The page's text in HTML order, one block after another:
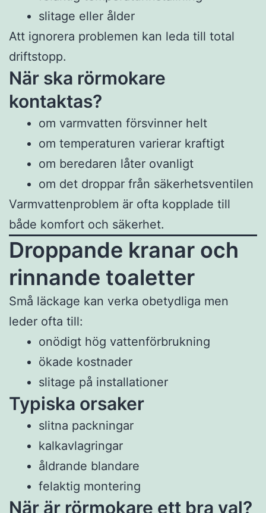
slitage eller ålder
Att ignorera problemen kan leda till total
driftstopp.
När ska rörmokare
kontaktas?
om varmvatten försvinner helt
om temperaturen varierar kraftigt
om beredaren låter ovanligt
om det droppar från säkerhetsventilen
Varmvattenproblem är ofta kopplade till
både komfort och säkerhet.
Droppande kranar och
rinnande toaletter
Små läckage kan verka obetydliga men
leder ofta till:
onödigt hög vattenförbrukning
ökade kostnader
slitage på installationer
Typiska orsaker
slitna packningar
kalkavlagringar
åldrande blandare
felaktig montering
När är rörmokare ett bra val?